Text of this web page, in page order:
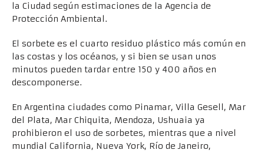
la Ciudad según estimaciones de la Agencia de
Protección Ambiental.
El sorbete es el cuarto residuo plástico más común en
las costas y los océanos, y si bien se usan unos
minutos pueden tardar entre 150 y 400 años en
descomponerse.
En Argentina ciudades como Pinamar, Villa Gesell, Mar
del Plata, Mar Chiquita, Mendoza, Ushuaia ya
prohibieron el uso de sorbetes, mientras que a nivel
mundial California, Nueva York, Río de Janeiro,